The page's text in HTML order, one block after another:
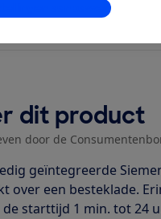
aanpassen
dit product
door de
geïntegreerde
over een besteklade.
de starttijd 1 min. tot 24